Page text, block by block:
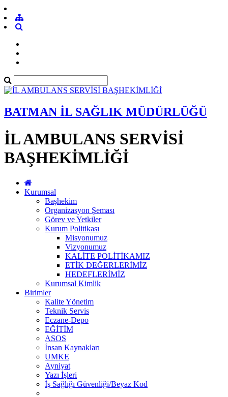
BATMAN İL SAĞLIK MÜDÜRLÜĞÜ
İL AMBULANS SERVİSİ
BAŞHEKİMLİĞİ
Kurumsal
Başhekim
Organizasyon Şeması
Görev ve Yetkiler
Kurum Politikası
Misyonumuz
Vizyonumuz
KALİTE POLİTİKAMIZ
ETİK DEĞERLERİMİZ
HEDEFLERİMİZ
Kurumsal Kimlik
Birimler
Kalite Yönetim
Teknik Servis
Eczane-Depo
EĞİTİM
ASOS
İnsan Kaynakları
UMKE
Ayniyat
Yazı İşleri
İş Sağlığı Güvenliği/Beyaz Kod